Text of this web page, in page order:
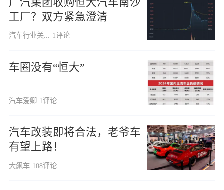
工厂？双方紧急澄清
汽车行业关... 1评论
车圈没有“恒大”
汽车爱卿 1评论
汽车改装即将合法，老爷车
有望上路！
大飙车 108评论